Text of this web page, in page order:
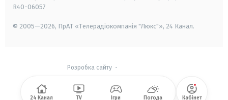
R40-06057
© 2005—2026, ПрАТ «Телерадіокомпанія "Люкс"», 24 Канал.
Розробка сайту-
24 Канал TV Ігри Погода Кабінет